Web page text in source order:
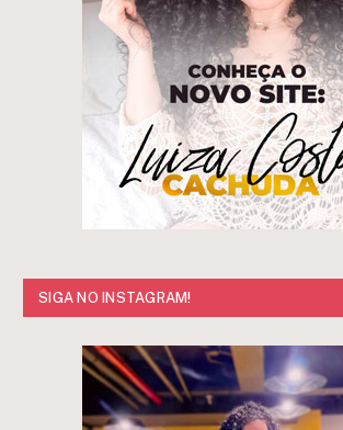
SIGA NO INSTAGRAM!